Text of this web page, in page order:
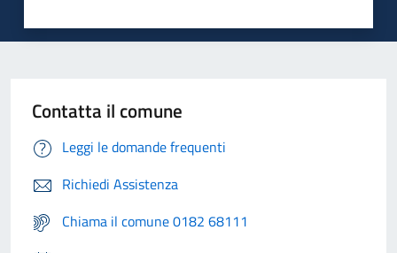
Contatta il comune
Leggi le domande frequenti
Richiedi Assistenza
Chiama il comune 0182 68111